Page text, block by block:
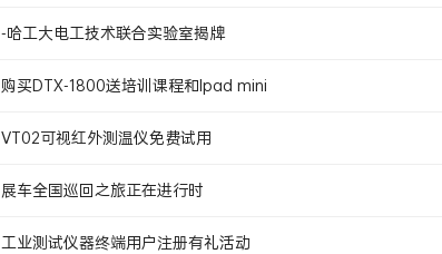
-哈工大电工技术联合实验室揭牌
购买DTX-1800送培训课程和Ipad mini
VT02可视红外测温仪免费试用
展车全国巡回之旅正在进行时
工业测试仪器终端用户注册有礼活动